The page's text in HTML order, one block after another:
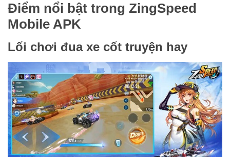
Điểm nổi bật trong ZingSpeed
Mobile APK
Lối chơi đua xe cốt truyện hay